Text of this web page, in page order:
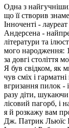
Одна з
що її створив
Інноченті -
Андерсена -
літератури та
мого народження:
за довгі століття
Я був свідком, як
чув сміх і
вгризання пилок -
разу діти, шукаючи
лісовий пагорб, і
я й розкажу вам
Дж. Патрик Льюїс